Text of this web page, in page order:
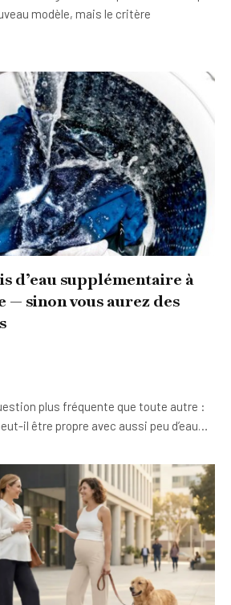
modèle, mais le critère
d’eau supplémentaire à
— sinon vous aurez des
plus fréquente que toute autre :
il être propre avec aussi peu d’eau…